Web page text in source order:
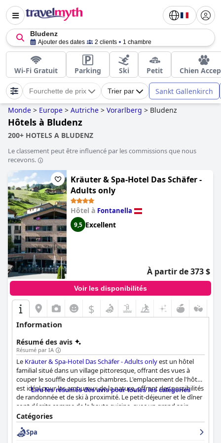
Bludenz
Ajouter des dates 2 clients 1 chambre
Wi-Fi Gratuit Parking Ski Petit Chien
Fourchette de prix Trier par Sankt Gallenkirch
Monde > Europe > Autriche > Vorarlberg > Bludenz
Hôtels à Bludenz
200+ HOTELS A BLUDENZ
Le classement peut être influencé par les commissions que nous
recevons.
Kräuter & Spa-Hotel Das Schäfer -
Adults only
Hôtel à Fontanella
9,5 Excellent
À partir de 373 $
Voir les disponibilités
$
Information
Résumé des avis
Résumé par IA
Le Kräuter & Spa-Hotel Das Schäfer - Adults onlyest un hôtel
familial situé dans un village pittoresque, offrant des vues à
couper le souffle depuis les chambres. L'emplacement de l'hôtel
est idéal pour les amoureux de la nature, offrant des possibilités
de randonnée et de ski à proximité. Le petit-déjeuner et le dîner
sont décrits comme de la haute cuisine, avec un grand soin
apporté à la sélection des ingrédients. La cuisine gastronomique
de l'hôtel est louée pour sa variété et sa finesse, de nombreux
clients la considérant comme le point culminant de leur séjour.
Lire les résumés des avis pour toutes les catégories
Catégories
Spa